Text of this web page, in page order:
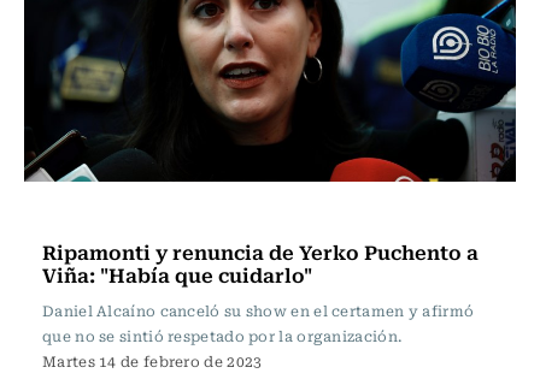
Ripamonti y renuncia de Yerko Puchento a
Viña: "Había que cuidarlo"
Daniel Alcaíno canceló su show en el certamen y afirmó
que no se sintió respetado por la organización.
Martes 14 de febrero de 2023